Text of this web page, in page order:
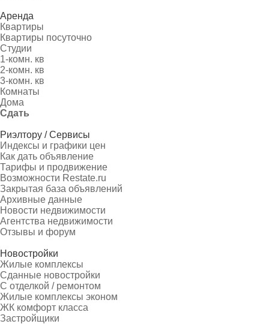
Аренда
Квартиры
Квартиры посуточно
Студии
1-комн. кв
2-комн. кв
3-комн. кв
Комнаты
Дома
Сдать
Риэлтору / Сервисы
Индексы и графики цен
Как дать объявление
Тарифы и продвижение
Возможности Restate.ru
Закрытая база объявлений
Архивные данные
Новости недвижимости
Агентства недвижимости
Отзывы и форум
Новостройки
Жилые комплексы
Сданные новостройки
С отделкой / ремонтом
Жилые комплексы эконом
ЖК комфорт класса
Застройщики